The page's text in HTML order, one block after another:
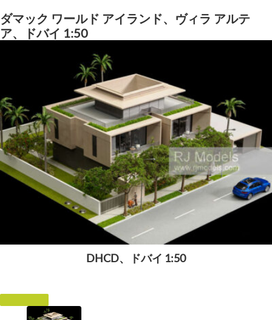
ダマック ワールド アイランド、ヴィラ アルテ
ア、ドバイ 1:50
DHCD、ドバイ 1:50